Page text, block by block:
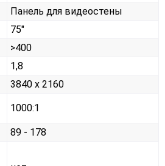
Панель для видеостены
75"
>400
1,8
3840 x 2160
1000:1
89 - 178